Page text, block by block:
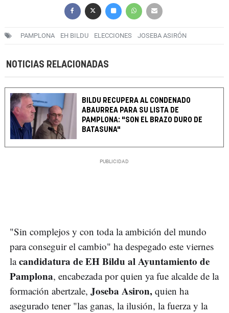
PAMPLONA EH BILDU ELECCIONES JOSEBA ASIRÓN
NOTICIAS RELACIONADAS
BILDU RECUPERA AL CONDENADO
ABAURREA PARA SU LISTA DE
PAMPLONA: "SON EL BRAZO DURO DE
BATASUNA"
"Sin complejos y con toda la ambición del mundo
para conseguir el cambio" ha despegado este viernes
lacandidatura de EH Bildu al Ayuntamiento de
Pamplona, encabezada por quien ya fue alcalde de la
formación abertzale, Joseba Asiron, quien ha
asegurado tener "las ganas, la ilusión, la fuerza y la